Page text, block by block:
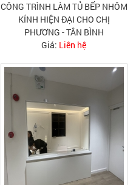
CÔNG TRÌNH LÀM TỦ BẾP NHÔM
KÍNH HIỆN ĐẠI CHO CHỊ
PHƯƠNG - TÂN BÌNH
Giá: Liên hệ